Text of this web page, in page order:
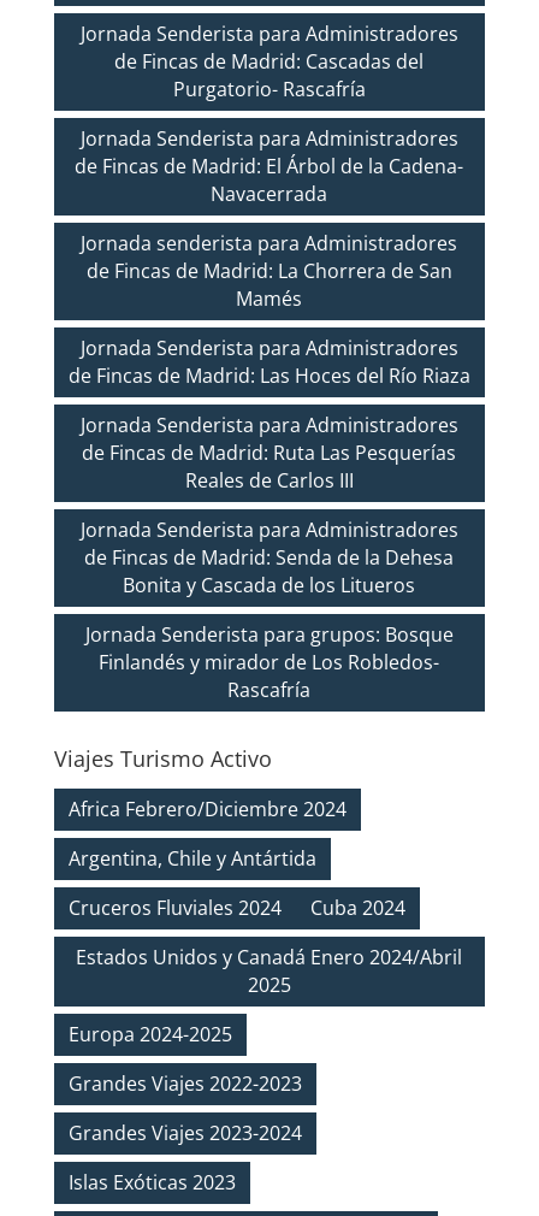
Jornada Senderista para Administradores
de Fincas de Madrid: Cascadas del
Purgatorio- Rascafría
Jornada Senderista para Administradores
de Fincas de Madrid: El Árbol de la Cadena-
Navacerrada
Jornada senderista para Administradores
de Fincas de Madrid: La Chorrera de San
Mamés
Jornada Senderista para Administradores
de Fincas de Madrid: Las Hoces del Río Riaza
Jornada Senderista para Administradores
de Fincas de Madrid: Ruta Las Pesquerías
Reales de Carlos III
Jornada Senderista para Administradores
de Fincas de Madrid: Senda de la Dehesa
Bonita y Cascada de los Litueros
Jornada Senderista para grupos: Bosque
Finlandés y mirador de Los Robledos-
Rascafría
Viajes Turismo Activo
Africa Febrero/Diciembre 2024
Argentina, Chile y Antártida
Cruceros Fluviales 2024
Cuba 2024
Estados Unidos y Canadá Enero 2024/Abril
2025
Europa 2024-2025
Grandes Viajes 2022-2023
Grandes Viajes 2023-2024
Islas Exóticas 2023